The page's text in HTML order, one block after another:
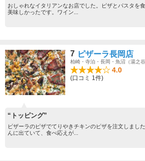
おしゃれなイタリアンなお店でした。ピザとパスタを
美味しかったです。ワイン...
7 ピザーラ長岡店
柏崎・寺泊・長岡・魚沼（湯之
4.0
(口コミ 1件)
“トッピング”
ピザーラのピザでてりやきチキンのピザを注文しまし
んに出ていて、食べ応えが...